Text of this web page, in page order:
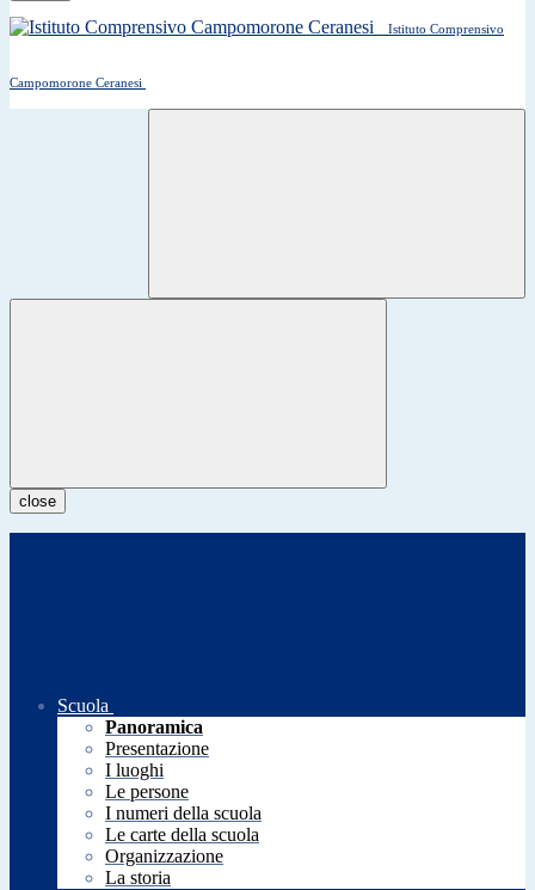
Istituto Comprensivo
Campomorone Ceranesi
close
Scuola
Panoramica
Presentazione
I luoghi
Le persone
I numeri della scuola
Le carte della scuola
Organizzazione
La storia